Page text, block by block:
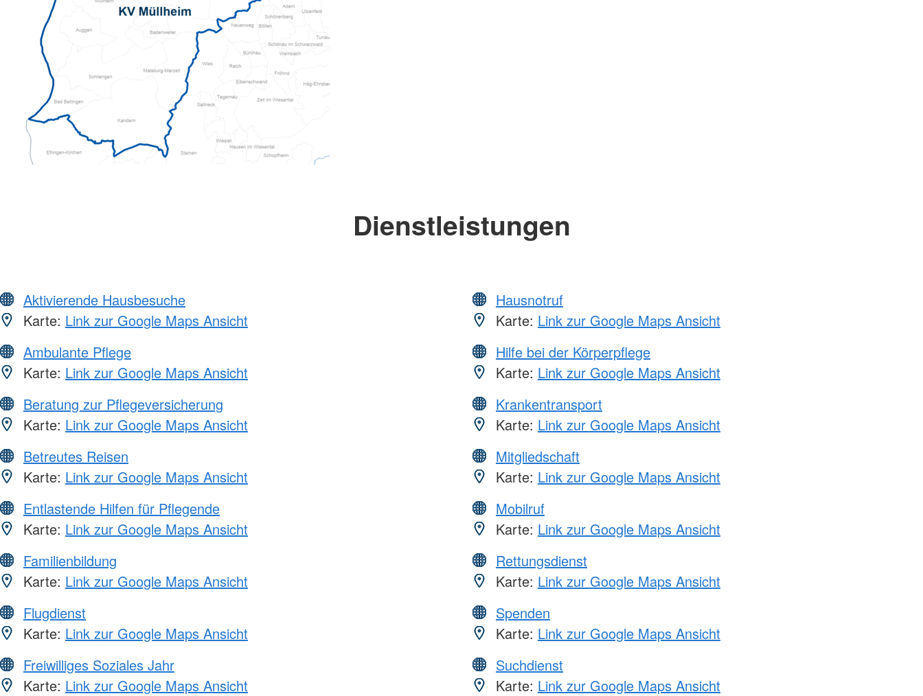
Dienstleistungen
Aktivierende Hausbesuche
Karte: Link zur Google Maps Ansicht
Ambulante Pflege
Karte: Link zur Google Maps Ansicht
Beratung zur Pflegeversicherung
Karte: Link zur Google Maps Ansicht
Betreutes Reisen
Karte: Link zur Google Maps Ansicht
Entlastende Hilfen für Pflegende
Karte: Link zur Google Maps Ansicht
Familienbildung
Karte: Link zur Google Maps Ansicht
Flugdienst
Karte: Link zur Google Maps Ansicht
Freiwilliges Soziales Jahr
Karte: Link zur Google Maps Ansicht
Hausnotruf
Karte: Link zur Google Maps Ansicht
Hilfe bei der Körperpflege
Karte: Link zur Google Maps Ansicht
Krankentransport
Karte: Link zur Google Maps Ansicht
Mitgliedschaft
Karte: Link zur Google Maps Ansicht
Mobilruf
Karte: Link zur Google Maps Ansicht
Rettungsdienst
Karte: Link zur Google Maps Ansicht
Spenden
Karte: Link zur Google Maps Ansicht
Suchdienst
Karte: Link zur Google Maps Ansicht